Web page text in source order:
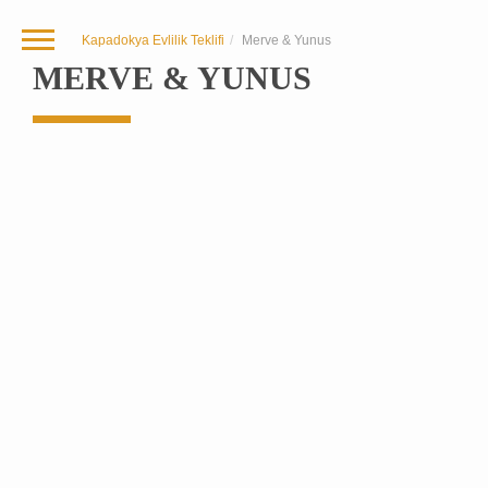
Kapadokya Evlilik Teklifi Merve & Yunus
MERVE & YUNUS